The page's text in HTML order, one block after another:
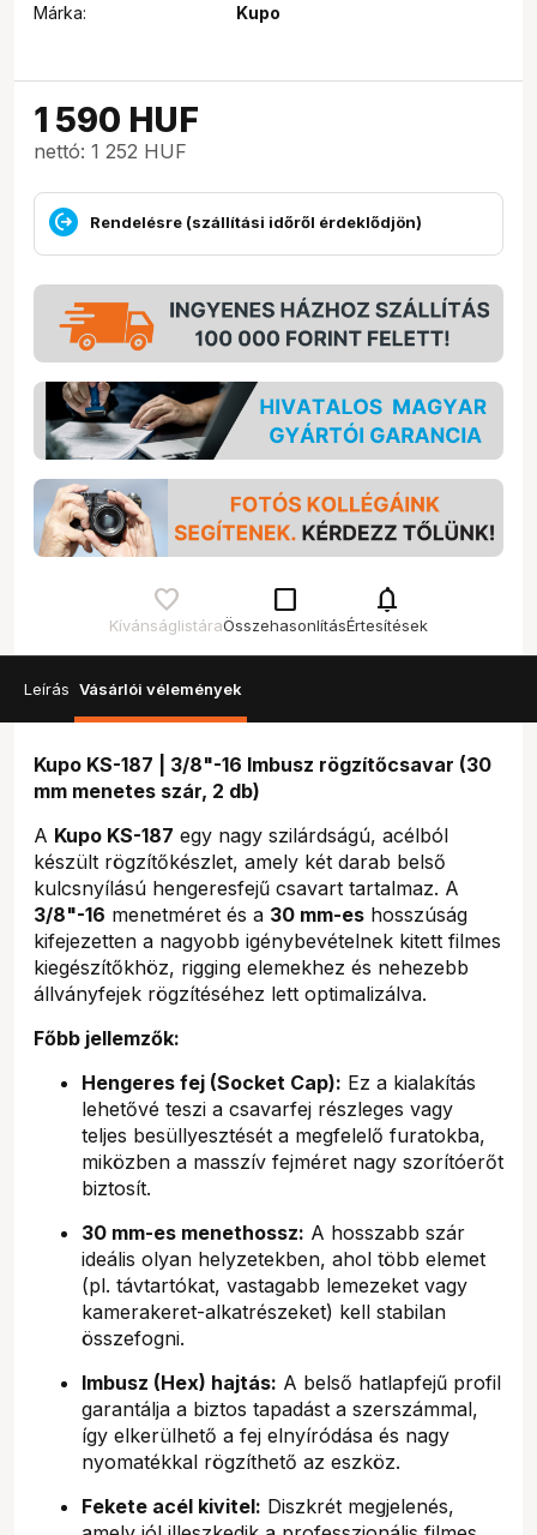
Márka:
Kupo
1 590 HUF
nettó: 1 252 HUF
Rendelésre (szállítási időről érdeklődjön)
Kívánságlistára
check_box_outline_blank
Összehasonlítás
notifications
Értesítések
Leírás Vásárlói vélemények
Kupo KS-187 | 3/8"-16 Imbusz rögzítőcsavar (30
mm menetes szár, 2 db)
A Kupo KS-187 egy nagy szilárdságú, acélból
készült rögzítőkészlet, amely két darab belső
kulcsnyílású hengeresfejű csavart tartalmaz. A
3/8"-16 menetméret és a 30 mm-es hosszúság
kifejezetten a nagyobb igénybevételnek kitett filmes
kiegészítőkhöz, rigging elemekhez és nehezebb
állványfejek rögzítéséhez lett optimalizálva.
Főbb jellemzők:
Hengeres fej (Socket Cap): Ez a kialakítás
lehetővé teszi a csavarfej részleges vagy
teljes besüllyesztését a megfelelő furatokba,
miközben a masszív fejméret nagy szorítóerőt
biztosít.
30 mm-es menethossz: A hosszabb szár
ideális olyan helyzetekben, ahol több elemet
(pl. távtartókat, vastagabb lemezeket vagy
kamerakeret-alkatrészeket) kell stabilan
összefogni.
Imbusz (Hex) hajtás: A belső hatlapfejű profil
garantálja a biztos tapadást a szerszámmal,
így elkerülhető a fej elnyíródása és nagy
nyomatékkal rögzíthető az eszköz.
Fekete acél kivitel: Diszkrét megjelenés,